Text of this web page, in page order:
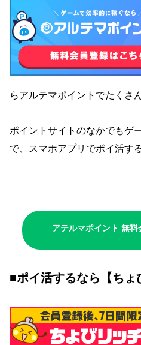
らアルテマポイントでたくさ
ポイントサイトのなかでもゲ
で、スマホアプリでポイ活す
アテルマポイント 無
■ポイ活するなら【ちょ